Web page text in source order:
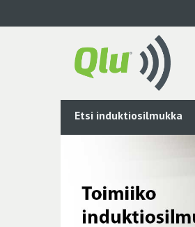
Etsi induktiosilmukka